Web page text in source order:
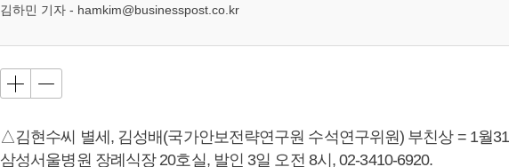
김하민 기자 - hamkim@businesspost.co.kr
△김현수씨 별세, 김성배(국가안보전략연구원 수석연구위원) 부친상 = 1월31
삼성서울병원 장례식장 20호실, 발인 3일 오전 8시, 02-3410-6920.